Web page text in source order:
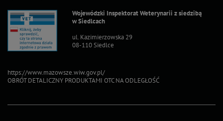
Wojewódzki Inspektorat Weterynarii z siedzibą
w Siedlcach
ul. Kazimierzowska 29
08-110 Siedlce
https://www.mazowsze.wiw.gov.pl/
OBRÓT DETALICZNY PRODUKTAMI OTC NA ODLEGŁOŚĆ